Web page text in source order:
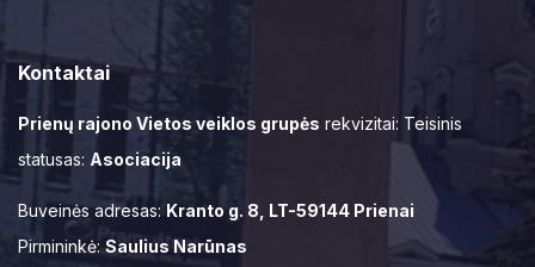
Kontaktai
Prienų rajono Vietos veiklos grupės rekvizitai: Teisinis
statusas: Asociacija
Buveinės adresas: Kranto g. 8, LT-59144 Prienai
Pirmininkė: Saulius Narūnas